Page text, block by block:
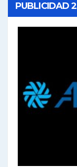
PUBLICIDAD 2